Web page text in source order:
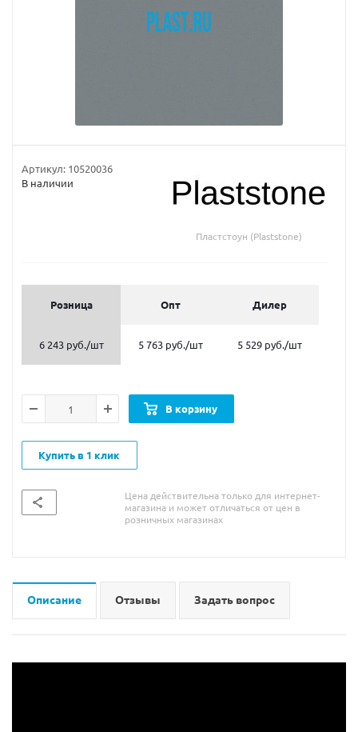
Артикул: 10520036
В наличии
Пластстоун (Plaststone)
Розница Опт Дилер
6 243 руб./шт 5 763 руб./шт 5 529 руб./шт
В корзину
Купить в 1 клик
Цена действительна только для интернет-
магазина и может отличаться от цен в
розничных магазинах
Описание Отзывы Задать вопрос